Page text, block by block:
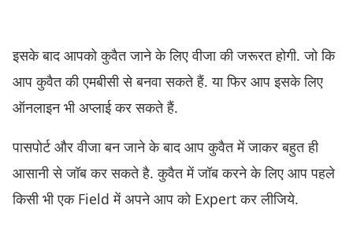
इसके बाद आपको कुवैत जाने के लिए वीजा की जरूरत होगी. जो कि
आप कुवैत की एमबीसी से बनवा सकते हैं. या फिर आप इसके लिए
ऑनलाइन भी अप्लाई कर सकते हैं.
पासपोर्ट और वीजा बन जाने के बाद आप कुवैत में जाकर बहुत ही
आसानी से जॉब कर सकते है. कुवैत में जॉब करने के लिए आप पहले
किसी भी एक Field में अपने आप को Expert कर लीजिये.